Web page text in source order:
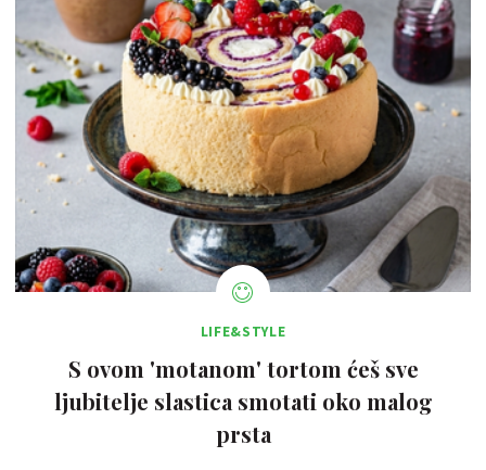
LIFE&STYLE
S ovom 'motanom' tortom ćeš sve
ljubitelje slastica smotati oko malog
prsta